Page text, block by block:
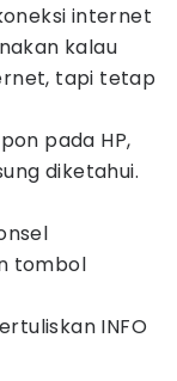
internet
kalau
tapi tetap
pada HP,
diketahui.
tombol
INFO